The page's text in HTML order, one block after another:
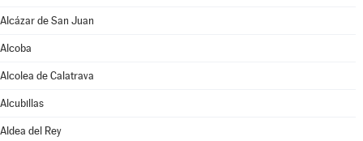
Alcázar de San Juan
Alcoba
Alcolea de Calatrava
Alcubillas
Aldea del Rey